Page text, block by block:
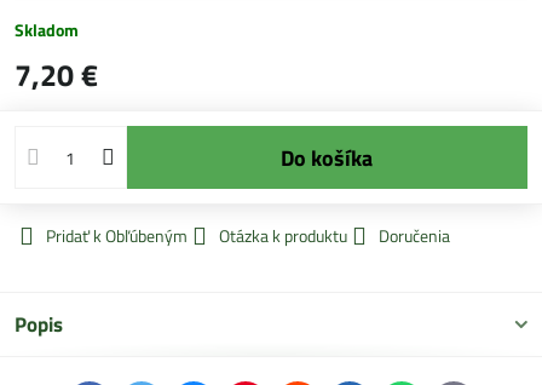
Skladom
7,20 €
Do košíka
Pridať k Obľúbeným Otázka k produktu Doručenia
Popis